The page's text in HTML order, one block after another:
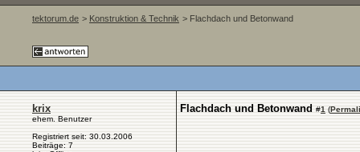
tektorum.de > Konstruktion & Technik > Flachdach und Betonwand
krix
ehem. Benutzer
Registriert seit: 30.03.2006
Beiträge: 7
Flachdach und Betonwand #1 (